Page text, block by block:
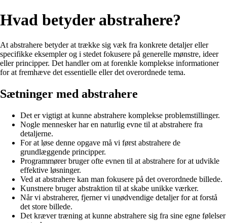
Hvad betyder abstrahere?
At abstrahere betyder at trække sig væk fra konkrete detaljer eller
specifikke eksempler og i stedet fokusere på generelle mønstre, ideer
eller principper. Det handler om at forenkle komplekse informationer
for at fremhæve det essentielle eller det overordnede tema.
Sætninger med abstrahere
Det er vigtigt at kunne abstrahere komplekse problemstillinger.
Nogle mennesker har en naturlig evne til at abstrahere fra
detaljerne.
For at løse denne opgave må vi først abstrahere de
grundlæggende principper.
Programmører bruger ofte evnen til at abstrahere for at udvikle
effektive løsninger.
Ved at abstrahere kan man fokusere på det overordnede billede.
Kunstnere bruger abstraktion til at skabe unikke værker.
Når vi abstraherer, fjerner vi unødvendige detaljer for at forstå
det store billede.
Det kræver træning at kunne abstrahere sig fra sine egne følelser